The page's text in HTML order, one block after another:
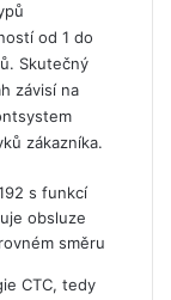
od 1 do
Skutečný
závisí na
zákazníka.
s funkcí
obsluze
směru
CTC, tedy